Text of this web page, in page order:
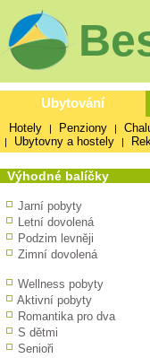
Ubytování
Hotely | Penziony |
| Ubytovny a hostely |
Výhodné balíčky
Jarní pobyty
Letní dovolená
Podzim levněji
Zimní dovolená
Wellness pobyty
Aktivní pobyty
Romantika pro dva
S dětmi
Senioři